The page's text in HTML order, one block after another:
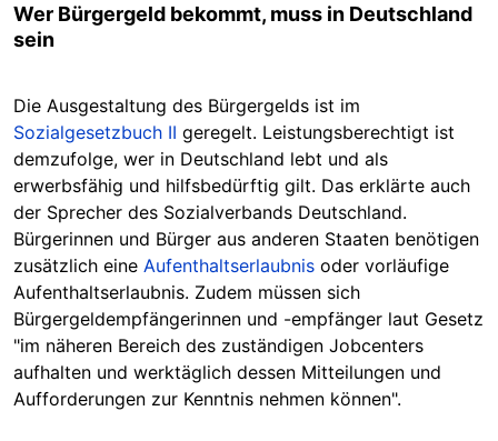
Wer Bürgergeld bekommt, muss in Deutschland
sein
Die Ausgestaltung des Bürgergelds ist im
Sozialgesetzbuch II geregelt. Leistungsberechtigt ist
demzufolge, wer in Deutschland lebt und als
erwerbsfähig und hilfsbedürftig gilt. Das erklärte auch
der Sprecher des Sozialverbands Deutschland.
Bürgerinnen und Bürger aus anderen Staaten benötigen
zusätzlich eine Aufenthaltserlaubnis oder vorläufige
Aufenthaltserlaubnis. Zudem müssen sich
Bürgergeldempfängerinnen und -empfänger laut Gesetz
"im näheren Bereich des zuständigen Jobcenters
aufhalten und werktäglich dessen Mitteilungen und
Aufforderungen zur Kenntnis nehmen können".